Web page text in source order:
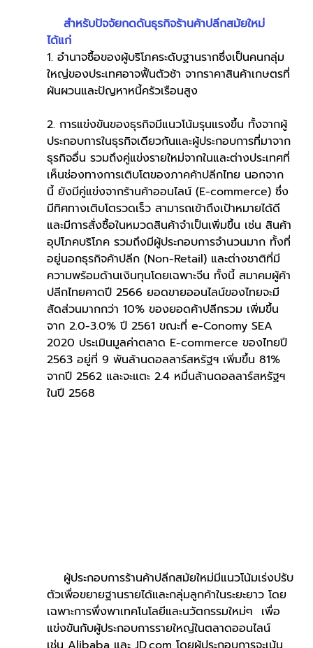
สำหรับปัจจัยกดดันธุรกิจร้านค้าปลีกสมัยใหม่
ได้แก่
1. อำนาจซื้อของผู้บริโภคระดับฐานรากซึ่งเป็นคนกลุ่ม
ใหญ่ของประเทศอาจฟื้นตัวช้า จากราคาสินค้าเกษตรที่
ผันผวนและปัญหาหนี้ครัวเรือนสูง
2. การแข่งขันของธุรกิจมีแนวโน้มรุนแรงขึ้น ทั้งจากผู้
ประกอบการในธุรกิจเดียวกันและผู้ประกอบการที่มาจาก
ธุรกิจอื่น รวมถึงคู่แข่งรายใหม่จากในและต่างประเทศที่
เห็นช่องทางการเติบโตของภาคค้าปลีกไทย นอกจาก
นี้ ยังมีคู่แข่งจากร้านค้าออนไลน์ (E-commerce) ซึ่ง
มีทิศทางเติบโตรวดเร็ว สามารถเข้าถึงเป้าหมายได้ดี
และมีการสั่งซื้อในหมวดสินค้าจำเป็นเพิ่มขึ้น เช่น สินค้า
อุปโภคบริโภค รวมถึงมีผู้ประกอบการจำนวนมาก ทั้งที่
อยู่นอกธุรกิจค้าปลีก (Non-Retail) และต่างชาติที่มี
ความพร้อมด้านเงินทุนโดยเฉพาะจีน ทั้งนี้ สมาคมผู้ค้า
ปลีกไทยคาดปี 2566 ยอดขายออนไลน์ของไทยจะมี
สัดส่วนมากกว่า 10% ของยอดค้าปลีกรวม เพิ่มขึ้น
จาก 2.0-3.0% ปี 2561 ขณะที่ e-Conomy SEA
2020 ประเมินมูลค่าตลาด E-commerce ของไทยปี
2563 อยู่ที่ 9 พันล้านดอลลาร์สหรัฐฯ เพิ่มขึ้น 81%
จากปี 2562 และจะแตะ 2.4 หมื่นล้านดอลลาร์สหรัฐฯ
ในปี 2568
ตัวเพื่อขยายฐานรายได้และกลุ่มลูกค้าในระยะยาว โดย
เฉพาะการพึ่งพาเทคโนโลยีและนวัตกรรมใหม่ๆ  เพื่อ
แข่งขันกับผู้ประกอบการรายใหญ่ในตลาดออนไลน์